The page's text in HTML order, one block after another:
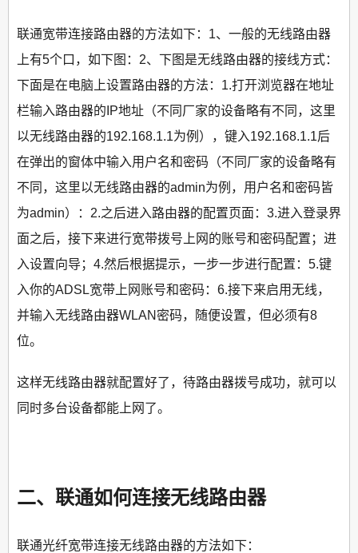
联通宽带连接路由器的方法如下：1、一般的无线路由器
上有5个口，如下图：2、下图是无线路由器的接线方式：
下面是在电脑上设置路由器的方法：1.打开浏览器在地址
栏输入路由器的IP地址（不同厂家的设备略有不同，这里
以无线路由器的192.168.1.1为例），键入192.168.1.1后
在弹出的窗体中输入用户名和密码（不同厂家的设备略有
不同，这里以无线路由器的admin为例，用户名和密码皆
为admin）：2.之后进入路由器的配置页面：3.进入登录界
面之后，接下来进行宽带拨号上网的账号和密码配置；进
入设置向导；4.然后根据提示，一步一步进行配置：5.键
入你的ADSL宽带上网账号和密码：6.接下来启用无线，
并输入无线路由器WLAN密码，随便设置，但必须有8
位。
这样无线路由器就配置好了，待路由器拨号成功，就可以
同时多台设备都能上网了。
二、联通如何连接无线路由器
联通光纤宽带连接无线路由器的方法如下：